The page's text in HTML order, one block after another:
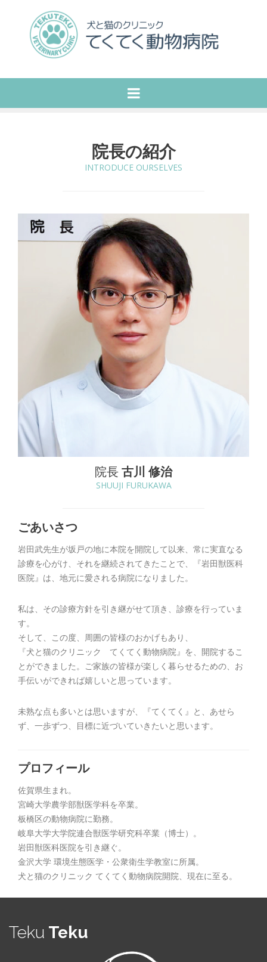
院長の紹介
INTRODUCE OURSELVES
院長 古川 修治
SHUUJI FURUKAWA
ごあいさつ
岩田武先生が坂戸の地に本院を開院して以来、常に実直なる
診療を心がけ、それを継続されてきたことで、『岩田獣医科
医院』は、地元に愛される病院になりました。
私は、その診療方針を引き継がせて頂き、診療を行っていま
す。
そして、この度、周囲の皆様のおかげもあり、
『犬と猫のクリニック てくてく動物病院』を、開院するこ
とができました。ご家族の皆様が楽しく暮らせるための、お
手伝いができれば嬉しいと思っています。
未熟な点も多いとは思いますが、『てくてく』と、あせら
ず、一歩ずつ、目標に近づいていきたいと思います。
プロフィール
佐賀県生まれ。
宮崎大学農学部獣医学科を卒業。
板橋区の動物病院に勤務。
岐阜大学大学院連合獣医学研究科卒業（博士）。
岩田獣医科医院を引き継ぐ。
金沢大学 環境生態医学・公衆衛生学教室に所属。
犬と猫のクリニック てくてく動物病院開院、現在に至る。
Teku Teku